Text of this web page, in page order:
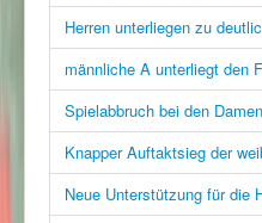
Herren unterliegen zu
männliche A unterliegt den
Spielabbruch bei den Damen
Knapper Auftaktsieg der
Neue Unterstützung für die